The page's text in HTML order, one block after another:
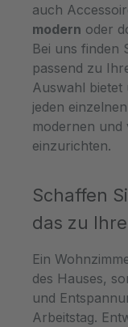
auch
modern oder
Bei uns finden
passend zu
Auswahl bietet
jeden
modernen
einzurichten.
Schaffen
das zu
Ein
des Hauses,
und
Arbeitstag.